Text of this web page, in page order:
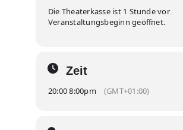
Die Theaterkasse ist 1 Stunde vor
Veranstaltungsbeginn geöffnet.
Zeit
20:00 8:00pm (GMT+01:00)